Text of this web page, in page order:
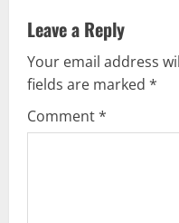
v
i
g
Leave a Reply
Your email address
fields are marked *
Comment*